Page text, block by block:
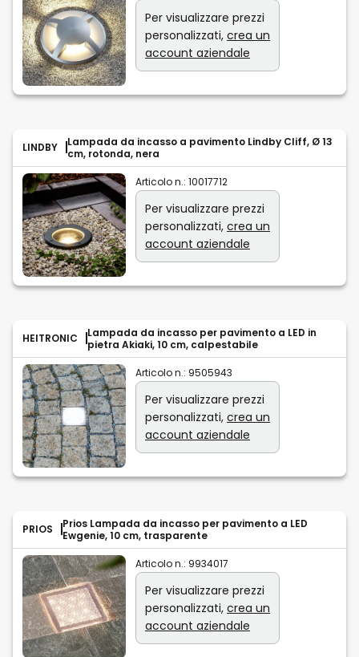
Per visualizzare prezzi
personalizzati, crea un
account aziendale
LINDBY
Lampada da incasso a pavimento Lindby Cliff, Ø 13
cm, rotonda, nera
Articolo n.: 10017712
Per visualizzare prezzi
personalizzati, crea un
account aziendale
HEITRONIC
Lampada da incasso per pavimento a LED in
pietra Akiaki, 10 cm, calpestabile
Articolo n.: 9505943
Per visualizzare prezzi
personalizzati, crea un
account aziendale
PRIOS
Prios Lampada da incasso per pavimento a LED
Ewgenie, 10 cm, trasparente
Articolo n.: 9934017
Per visualizzare prezzi
personalizzati, crea un
account aziendale